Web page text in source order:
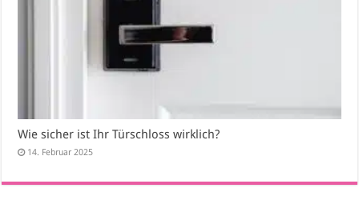
Wie sicher ist Ihr Türschloss wirklich?
14. Februar 2025